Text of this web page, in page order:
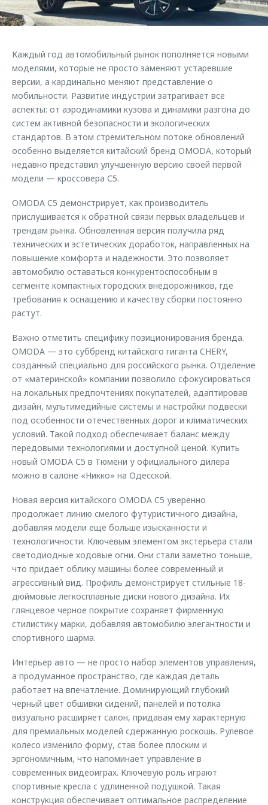
Страхование
Кредитный калькулятор
Аксессуары
Одежда и сувениры
Оригинальные аксессуары
Запчасти
Трейд-ин
Калькулятор трейд-ин
Клиентская поддержка
Клуб владельцев OMODA
Мы в соцсетях
Приложение O&J
Одежда и сувениры
Оригинальные аксессуары
Запчасти
Правовая информация
Каждый год автомобильный рынок пополняется новыми
моделями, которые не просто заменяют устаревшие
версии, а кардинально меняют представление о
мобильности. Развитие индустрии затрагивает все
аспекты: от аэродинамики кузова и динамики разгона до
систем активной безопасности и экологических
стандартов. В этом стремительном потоке обновлений
особенно выделяется китайский бренд OMODA, который
недавно представил улучшенную версию своей первой
модели — кроссовера С5.
OMODA С5 демонстрирует, как производитель
прислушивается к обратной связи первых владельцев и
трендам рынка. Обновленная версия получила ряд
технических и эстетических доработок, направленных на
повышение комфорта и надежности. Это позволяет
автомобилю оставаться конкурентоспособным в
сегменте компактных городских внедорожников, где
требования к оснащению и качеству сборки постоянно
растут.
Важно отметить специфику позиционирования бренда.
OMODA — это суббренд китайского гиганта CHERY,
созданный специально для российского рынка. Отделение
от «материнской» компании позволило сфокусироваться
на локальных предпочтениях покупателей, адаптировав
дизайн, мультимедийные системы и настройки подвески
под особенности отечественных дорог и климатических
условий. Такой подход обеспечивает баланс между
передовыми технологиями и доступной ценой. Купить
новый OMODA С5 в Тюмени у официального дилера
можно в салоне «Никко» на Одесской.
Новая версия китайского OMODA C5 уверенно
продолжает линию смелого футуристичного дизайна,
добавляя модели еще больше изысканности и
технологичности. Ключевым элементом экстерьера стали
светодиодные ходовые огни. Они стали заметно тоньше,
что придает облику машины более современный и
агрессивный вид. Профиль демонстрирует стильные 18-
дюймовые легкосплавные диски нового дизайна. Их
глянцевое черное покрытие сохраняет фирменную
стилистику марки, добавляя автомобилю элегантности и
спортивного шарма.
Интерьер авто — не просто набор элементов управления,
а продуманное пространство, где каждая деталь
работает на впечатление. Доминирующий глубокий
черный цвет обшивки сидений, панелей и потолка
визуально расширяет салон, придавая ему характерную
для премиальных моделей сдержанную роскошь. Рулевое
колесо изменило форму, став более плоским и
эргономичным, что напоминает управление в
современных видеоиграх. Ключевую роль играют
спортивные кресла с удлиненной подушкой. Такая
конструкция обеспечивает оптимальное распределение